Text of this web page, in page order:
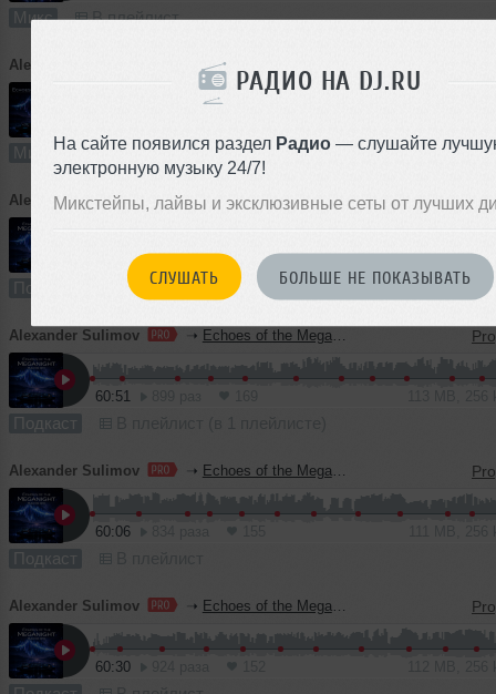
РАДИО НА DJ.RU
На сайте появился раздел Радио — слушайте
электронную музыку 24/7!
Микстейпы, лайвы и эксклюзивные сеты от лучших
СЛУШАТЬ БОЛЬШЕ НЕ ПОКАЗЫВАТЬ
Микс В плейлист
Alexander Sulimov Echoes of the Night — Vol. 31
Микс В плейлист
Alexander Sulimov ➝ Echoes of the MegaNight RADIO #62
59:47 134 111 MB,
Подкаст В плейлист
Alexander Sulimov ➝ Echoes of the MegaNight RADIO #61
60:51
Подкаст
Alexander Sulimov ➝ Echoes of the MegaNight RADIO #60
60:06
Подкаст
Alexander Sulimov ➝ Echoes of the MegaNight RADIO #59
60:30